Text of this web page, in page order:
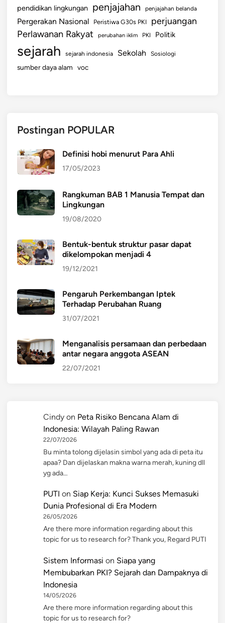
pendidikan lingkungan penjajahan penjajahan belanda
Pergerakan Nasional Peristiwa G30s PKI perjuangan
Perlawanan Rakyat perubahan iklim PKI Politik
sejarah sejarah indonesia Sekolah Sosiologi
sumber daya alam voc
Postingan POPULAR
Definisi hobi menurut Para Ahli
17/05/2023
Rangkuman BAB 1 Manusia Tempat dan
Lingkungan
19/08/2020
Bentuk-bentuk struktur pasar dapat
dikelompokan menjadi 4
19/12/2021
Pengaruh Perkembangan Iptek
Terhadap Perubahan Ruang
31/07/2021
Menganalisis persamaan dan perbedaan
antar negara anggota ASEAN
22/07/2021
Cindy on Peta Risiko Bencana Alam di
Indonesia: Wilayah Paling Rawan
22/07/2026
Bu minta tolong dijelasin simbol yang ada di peta itu
apaa? Dan dijelaskan makna warna merah, kuning dll
yg ada…
PUTI on Siap Kerja: Kunci Sukses Memasuki
Dunia Profesional di Era Modern
26/05/2026
Are there more information regarding about this
topic for us to research for? Thank you, Regard PUTI
Sistem Informasi on Siapa yang
Membubarkan PKI? Sejarah dan Dampaknya di
Indonesia
14/05/2026
Are there more information regarding about this
topic for us to research for?